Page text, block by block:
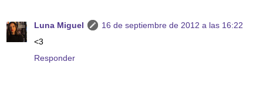
Luna Miguel
16 de septiembre de 2012 a las 16:22
<3
Responder